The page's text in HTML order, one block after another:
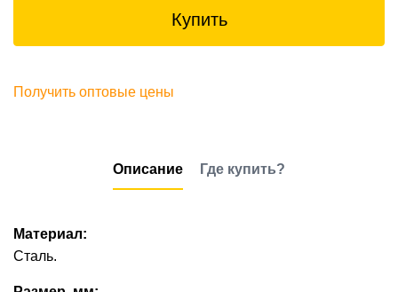
Купить
Получить оптовые цены
Описание Где купить?
Материал:
Сталь.